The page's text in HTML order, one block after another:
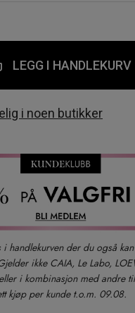
10
Medium 05
Ivory 02
Ivory 06
Light 03
Medium 14
LEGG I HANDLEKURV
i noen butikker
i handlekurven der du også
ikke CAIA, Le Labo,
i kombinasjon med andre
kjøp per kunde t.o.m. 09.08.